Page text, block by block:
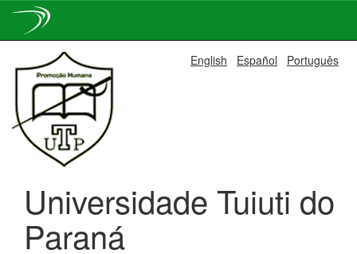
navigation
English Español Português
Universidade Tuiuti do
Paraná